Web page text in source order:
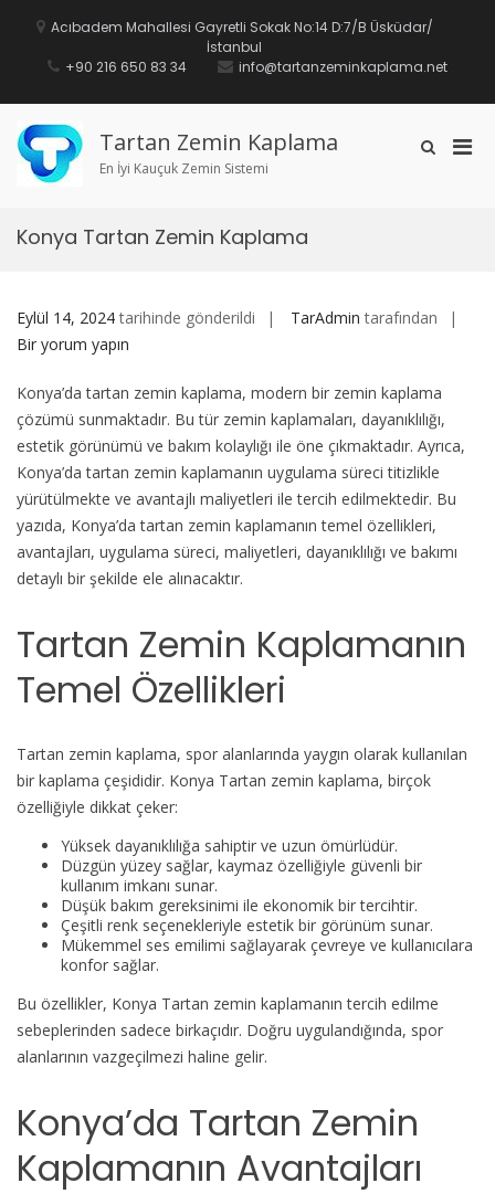
Acıbadem Mahallesi Gayretli Sokak No:14 D:7/B Üsküdar/
İstanbul
+90 216 650 83 34
info@tartanzeminkaplama.net
Tartan Zemin Kaplama
En İyi Kauçuk Zemin Sistemi
Arama
Konya Tartan Zemin Kaplama
Eylül 14, 2024tarihinde gönderildi TarAdmin tarafından
Bir yorum yapın
Konya’da tartan zemin kaplama, modern bir zemin kaplama
çözümü sunmaktadır. Bu tür zemin kaplamaları, dayanıklılığı,
estetik görünümü ve bakım kolaylığı ile öne çıkmaktadır. Ayrıca,
Konya’da tartan zemin kaplamanın uygulama süreci titizlikle
yürütülmekte ve avantajlı maliyetleri ile tercih edilmektedir. Bu
yazıda, Konya’da tartan zemin kaplamanın temel özellikleri,
avantajları, uygulama süreci, maliyetleri, dayanıklılığı ve bakımı
detaylı bir şekilde ele alınacaktır.
Tartan Zemin Kaplamanın
Temel Özellikleri
Tartan zemin kaplama, spor alanlarında yaygın olarak kullanılan
bir kaplama çeşididir. Konya Tartan zemin kaplama, birçok
özelliğiyle dikkat çeker:
Yüksek dayanıklılığa sahiptir ve uzun ömürlüdür.
Düzgün yüzey sağlar, kaymaz özelliğiyle güvenli bir
kullanım imkanı sunar.
Düşük bakım gereksinimi ile ekonomik bir tercihtir.
Çeşitli renk seçenekleriyle estetik bir görünüm sunar.
Mükemmel ses emilimi sağlayarak çevreye ve kullanıcılara
konfor sağlar.
Bu özellikler, Konya Tartan zemin kaplamanın tercih edilme
sebeplerinden sadece birkaçıdır. Doğru uygulandığında, spor
alanlarının vazgeçilmezi haline gelir.
Konya’da Tartan Zemin
Kaplamanın Avantajları